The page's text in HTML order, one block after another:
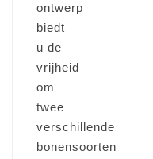
ontwerp
biedt
u de
vrijheid
om
twee
verschillende
bonensoorten